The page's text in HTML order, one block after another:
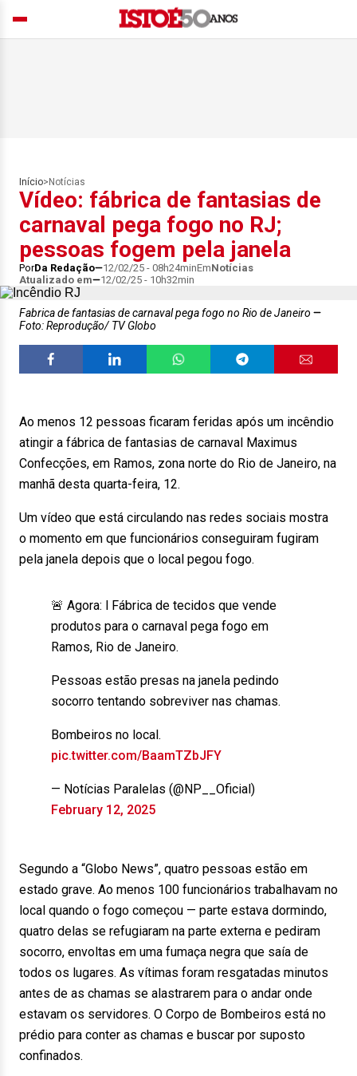
Início> Notícias
Vídeo: fábrica de fantasias de
carnaval pega fogo no RJ;
pessoas fogem pela janela
PorDa Redação 12/02/25 - 08h24minEmNotícias
Atualizado em
12/02/25 - 10h32min
Fabrica de fantasias de carnaval pega fogo no Rio de Janeiro
Foto: Reprodução/ TV Globo
Ao menos 12 pessoas ficaram feridas após um incêndio
atingir a fábrica de fantasias de carnaval Maximus
Confecções, em Ramos, zona norte do Rio de Janeiro, na
manhã desta quarta-feira, 12.
Um vídeo que está circulando nas redes sociais mostra
o momento em que funcionários conseguiram fugiram
pela janela depois que o local pegou fogo.
🚨 Agora: l Fábrica de tecidos que vende
produtos para o carnaval pega fogo em
Ramos, Rio de Janeiro.
Pessoas estão presas na janela pedindo
socorro tentando sobreviver nas chamas.
Bombeiros no local.
pic.twitter.com/BaamTZbJFY
— Notícias Paralelas (@NP__Oficial)
February 12, 2025
Segundo a “Globo News”, quatro pessoas estão em
estado grave. Ao menos 100 funcionários trabalhavam no
local quando o fogo começou — parte estava dormindo,
quatro delas se refugiaram na parte externa e pediram
socorro, envoltas em uma fumaça negra que saía de
todos os lugares. As vítimas foram resgatadas minutos
antes de as chamas se alastrarem para o andar onde
estavam os servidores. O Corpo de Bombeiros está no
prédio para conter as chamas e buscar por suposto
confinados.